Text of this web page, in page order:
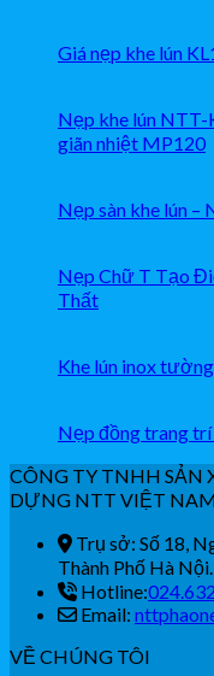
Giá nẹp khe lún
Nẹp khe lún NTT-
giãn nhiệt MP120
Nẹp sàn khe lún –
Nẹp Chữ T Tạo
Thất
Khe lún inox
Nẹp đồng trang trí
CÔNG TY TNHH SẢN
DỰNG NTT VIỆT
Trụ sở: Số 18,
Thành Phố Hà Nội.
Hotline:
Email:
VỀ CHÚNG TÔI